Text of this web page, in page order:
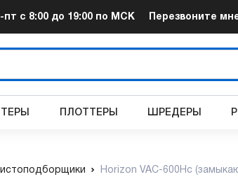
пт с 8:00 до 19:00 по МСК Перезвоните
ПЛОТТЕРЫ ШРЕДЕРЫ
Horizon VAC-600Hc